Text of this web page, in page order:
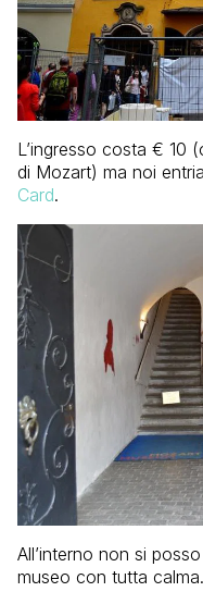
L’ingresso costa € 10
di Mozart) ma noi
Card.
All’interno non si
museo con tutta calma.